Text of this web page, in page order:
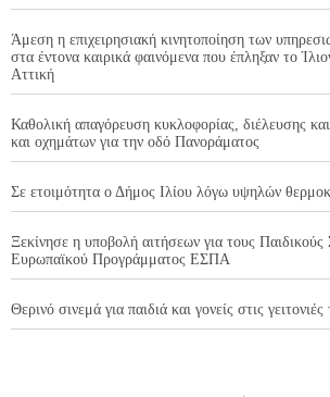
Άμεση η επιχειρησιακή κινητοποίηση των
στα έντονα καιρικά φαινόμενα που έπληξαν το
Αττική
Καθολική απαγόρευση κυκλοφορίας, διέλευσης
και οχημάτων για την οδό Πανοράματος
Σε ετοιμότητα ο Δήμος Ιλίου λόγω υψηλών
Ξεκίνησε η υποβολή αιτήσεων για τους
Ευρωπαϊκού Προγράμματος ΕΣΠΑ
Θερινό σινεμά για παιδιά και γονείς στις